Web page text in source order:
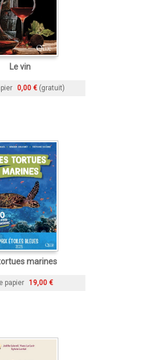
Le vin
0,00 € (gratuit)
marines
papier 19,00 €